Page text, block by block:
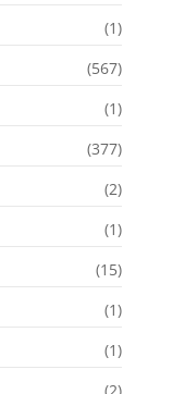
(1)
(567)
(1)
(377)
(2)
(1)
(15)
(1)
(1)